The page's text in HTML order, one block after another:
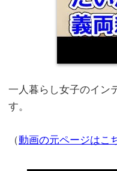
一人暮らし女子のイン
す。
（動画の元ページはこ